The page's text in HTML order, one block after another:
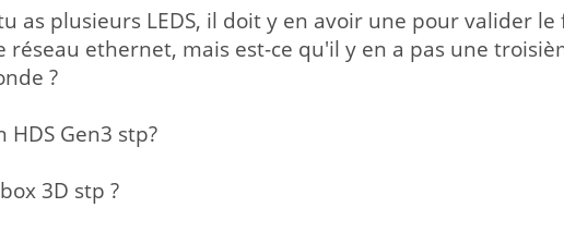
as plusieurs LEDS, il doit y en avoir une pour valider
ethernet, mais est-ce qu'il y en a pas une
?
Gen3 stp?
3D stp ?